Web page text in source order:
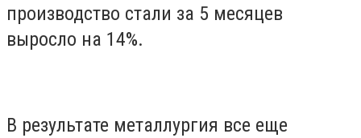
производство стали за 5 месяцев
выросло на 14%.
В результате металлургия все еще